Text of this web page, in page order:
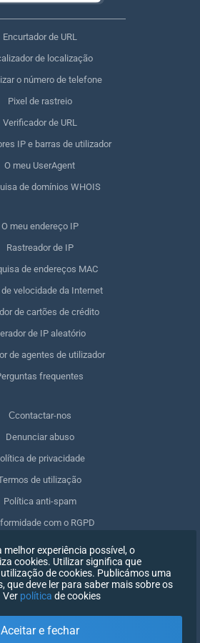
Encurtador de URL
de localização
o número de telefone
Pixel de rastreio
Verificador de URL
IP e barras de utilizador
O meu UserAgent
de domínios WHOIS
O meu endereço IP
Rastreador de IP
de endereços MAC
velocidade da Internet
de cartões de crédito
de IP aleatório
de agentes de utilizador
frequentes
Сcontactar-nos
Denunciar abuso
de privacidade
de utilização
Política anti-spam
com o RGPD
os meus dados
o consentimento
experiência possível, o
cookies. Utilizar significa que
de cookies. Publicámos uma
que deve ler para saber mais sobre os
Ver política de cookies
Aceitar e fechar